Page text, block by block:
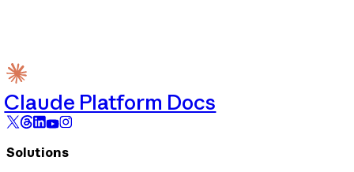
Claude Platform Docs
Solutions